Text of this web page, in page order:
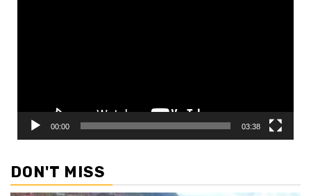
00:00 03:38
DON'T MISS